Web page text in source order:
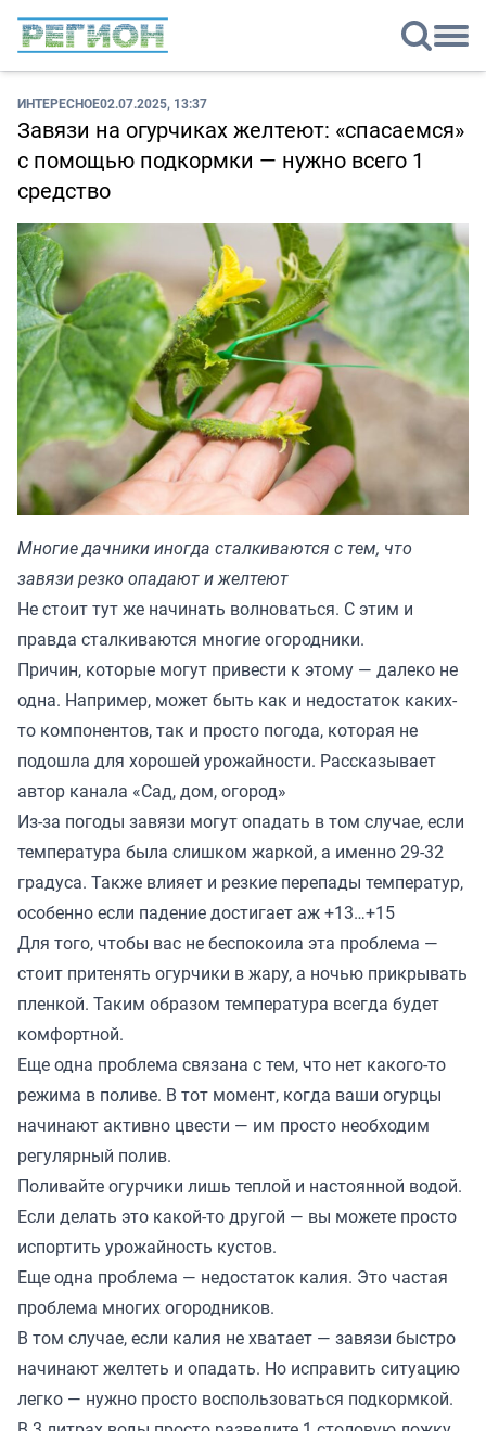
ИНТЕРЕСНОЕ02.07.2025, 13:37
Завязи на огурчиках желтеют: «спасаемся»
с помощью подкормки — нужно всего 1
средство
Многие дачники иногда сталкиваются с тем, что
завязи резко опадают и желтеют
Не стоит тут же начинать волноваться. С этим и
правда сталкиваются многие огородники.
Причин, которые могут привести к этому — далеко не
одна. Например, может быть как и недостаток каких-
то компонентов, так и просто погода, которая не
подошла для хорошей урожайности. Рассказывает
автор канала «Сад, дом, огород»
Из-за погоды завязи могут опадать в том случае, если
температура была слишком жаркой, а именно 29-32
градуса. Также влияет и резкие перепады температур,
особенно если падение достигает аж +13…+15
Для того, чтобы вас не беспокоила эта проблема —
стоит притенять огурчики в жару, а ночью прикрывать
пленкой. Таким образом температура всегда будет
комфортной.
Еще одна проблема связана с тем, что нет какого-то
режима в поливе. В тот момент, когда ваши огурцы
начинают активно цвести — им просто необходим
регулярный полив.
Поливайте огурчики лишь теплой и настоянной водой.
Если делать это какой-то другой — вы можете просто
испортить урожайность кустов.
Еще одна проблема — недостаток калия. Это частая
проблема многих огородников.
В том случае, если калия не хватает — завязи быстро
начинают желтеть и опадать. Но исправить ситуацию
легко — нужно просто воспользоваться подкормкой.